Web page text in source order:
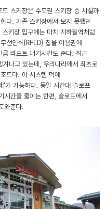
스키장은 수도권 스키장 중 시설과
다. 기존 스키장에서 보지 못했던
키장 입구에는 마치 지하철역처럼
선인식(RFID) 칩을 이용권에
리프트 대기시간도 준다. 최근
나고 있는데, 우리나라에서 최초로
트다. 이 시스템 덕에
’가 가능하다. 동일 시간대 슬로프
간을 줄이는 한편, 슬로프에서
와준다.